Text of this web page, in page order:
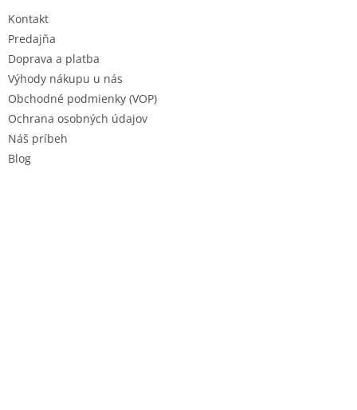
Kontakt
Predajňa
Doprava a platba
Výhody nákupu u nás
Obchodné podmienky (VOP)
Ochrana osobných údajov
Náš príbeh
Blog